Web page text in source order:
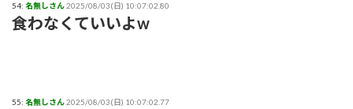
54: 名無しさん2025/08/03(日) 10:07:02.80
食わなくていいよw
55: 名無しさん2025/08/03(日) 10:07:02.77